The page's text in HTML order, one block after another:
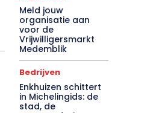
Meld jouw
organisatie aan
voor de
Vrijwilligersmarkt
Medemblik
Bedrijven
Enkhuizen schittert
in Michelingids: de
stad, de